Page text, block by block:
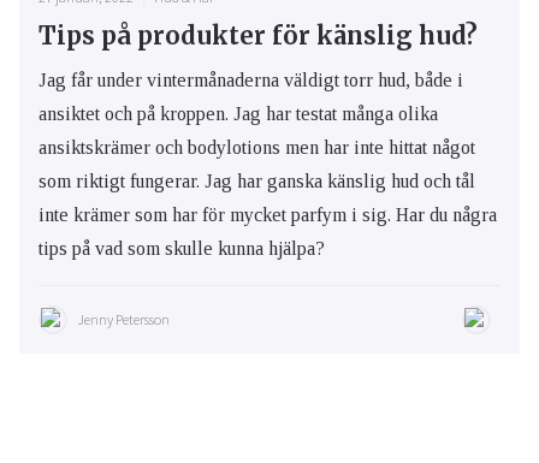
Tips på produkter för känslig hud?
Jag får under vintermånaderna väldigt torr hud, både i
ansiktet och på kroppen. Jag har testat många olika
ansiktskrämer och bodylotions men har inte hittat något
som riktigt fungerar. Jag har ganska känslig hud och tål
inte krämer som har för mycket parfym i sig. Har du några
tips på vad som skulle kunna hjälpa?
Jenny Petersson